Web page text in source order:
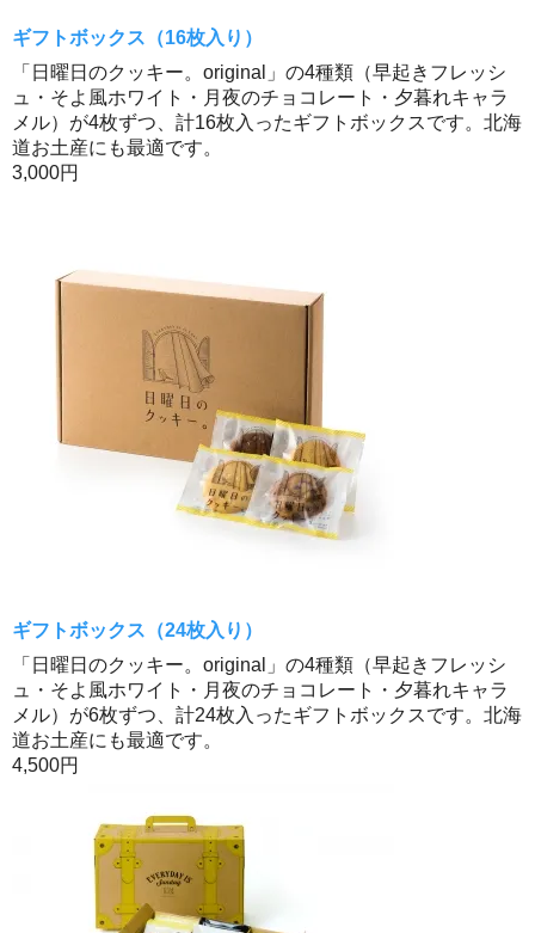
ギフトボックス（16枚入り）
「日曜日のクッキー。original」の4種類（早起きフレッシ
ュ・そよ風ホワイト・月夜のチョコレート・夕暮れキャラ
メル）が4枚ずつ、計16枚入ったギフトボックスです。北海
道お土産にも最適です。
3,000円
ギフトボックス（24枚入り）
「日曜日のクッキー。original」の4種類（早起きフレッシ
ュ・そよ風ホワイト・月夜のチョコレート・夕暮れキャラ
メル）が6枚ずつ、計24枚入ったギフトボックスです。北海
道お土産にも最適です。
4,500円